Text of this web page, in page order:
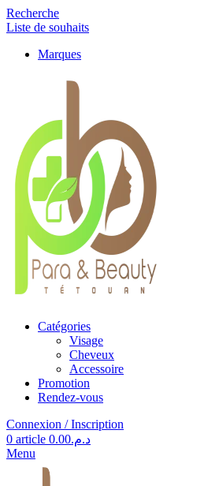
Recherche
Liste de souhaits
Marques
Catégories
Visage
Cheveux
Accessoire
Promotion
Rendez-vous
Connexion / Inscription
0 article د.م.0.00
Menu